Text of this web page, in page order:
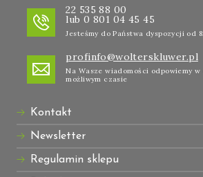
22 535 88 00
lub 0 801 04 45 45
Jesteśmy do Państwa dyspozycji od
profinfo@wolterskluwer.pl
Na Wasze wiadomości odpowiemy w
możliwym czasie
Kontakt
Newsletter
Regulamin sklepu